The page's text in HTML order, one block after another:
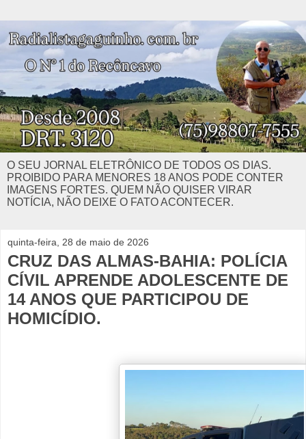
O SEU JORNAL ELETRÔNICO DE TODOS OS DIAS.
PROIBIDO PARA MENORES 18 ANOS PODE CONTER
IMAGENS FORTES. QUEM NÃO QUISER VIRAR
NOTÍCIA, NÃO DEIXE O FATO ACONTECER.
quinta-feira, 28 de maio de 2026
CRUZ DAS ALMAS-BAHIA: POLÍCIA
CÍVIL APRENDE ADOLESCENTE DE
14 ANOS QUE PARTICIPOU DE
HOMICÍDIO.